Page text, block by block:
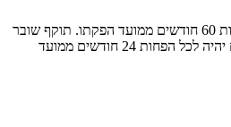
תוקף שובר כספי הינו לכל הפחות 60 חודשים ממועד הפקתו. תוקף שובר
לרכישת מוצר או שירות מסויים יהיה לכל הפחות 24 חודשים ממועד